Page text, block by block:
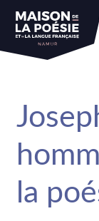
la